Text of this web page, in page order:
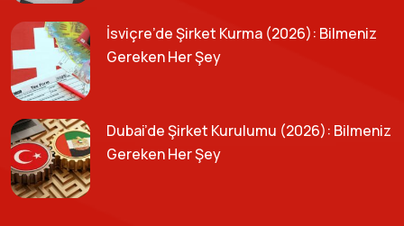
İsviçre’de Şirket Kurma (2026): Bilmeniz
Gereken Her Şey
Dubai’de Şirket Kurulumu (2026): Bilmeniz
Gereken Her Şey